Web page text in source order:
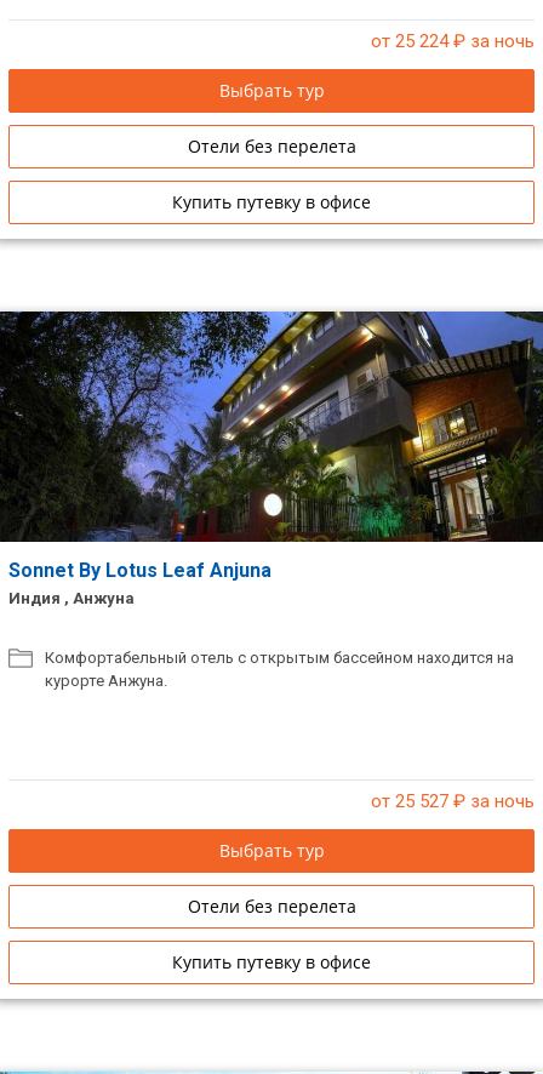
от 25 224₽ за ночь
Выбрать тур
Отели без перелета
Купить путевку в офисе
Sonnet By Lotus Leaf Anjuna
Индия , Анжуна
Комфортабельный отель с открытым бассейном находится на
курорте Анжуна.
от 25 527 ₽ за ночь
Выбрать тур
Отели без перелета
Купить путевку в офисе